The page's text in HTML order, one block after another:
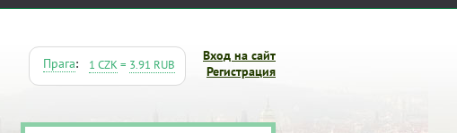
Вход на сайт
Регистрация
Прага: 1 CZK= 3.91 RUB